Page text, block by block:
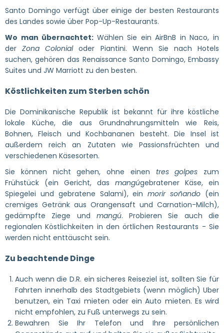
Santo Domingo verfügt über einige der besten Restaurants
des Landes sowie über Pop-Up-Restaurants.
Wo man übernachtet: Wählen Sie ein AirBnB in Naco, in
derZona Colonialoder Piantini. Wenn Sie nach Hotels
suchen, gehören das Renaissance Santo Domingo, Embassy
Suites und JW Marriott zu den besten.
Köstlichkeiten zum Sterben schön
Die Dominikanische Republik ist bekannt für ihre köstliche
lokale Küche, die aus Grundnahrungsmitteln wie Reis,
Bohnen, Fleisch und Kochbananen besteht. Die Insel ist
außerdem reich an Zutaten wie Passionsfrüchten und
verschiedenen Käsesorten.
Sie können nicht gehen, ohne einen tres golpes zum
Frühstück (ein Gericht, das mangúgebratener Käse, ein
Spiegelei und gebratene Salami), einmorir soñando (ein
cremiges Getränk aus Orangensaft und Carnation-Milch),
gedämpfte Ziege und mangú. Probieren Sie auch die
regionalen Köstlichkeiten in den örtlichen Restaurants - Sie
werden nicht enttäuscht sein.
Zu beachtende Dinge
Auch wenn die D.R. ein sicheres Reiseziel ist, sollten Sie für
Fahrten innerhalb des Stadtgebiets (wenn möglich) Uber
benutzen, ein Taxi mieten oder ein Auto mieten. Es wird
nicht empfohlen, zu Fuß unterwegs zu sein.
Bewahren Sie Ihr Telefon und Ihre persönlichen